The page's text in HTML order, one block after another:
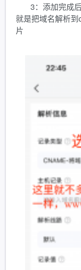
3：添加完成
就是把域名解析
片